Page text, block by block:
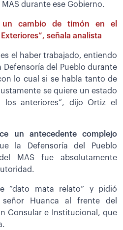
durante ese Gobierno.
un cambio de timón en el
señala analista
el haber trabajado, entiendo
Defensoría del Pueblo durante
lo cual si se habla tanto de
se quiere un estado
anteriores”, dijo Ortiz el
un antecedente complejo
la Defensoría del Pueblo
MAS fue absolutamente
“dato mata relato” y pidió
Huanca al frente del
Consular e Institucional, que